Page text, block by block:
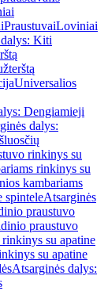
PraustuvaiLoviniai
Kiti
Universalios
Dengiamieji
dalys:
rinkinys su
rinkinys su
kambariams
spinteleAtsarginės
praustuvo
praustuvo
su apatine
su apatine
Atsarginės dalys: